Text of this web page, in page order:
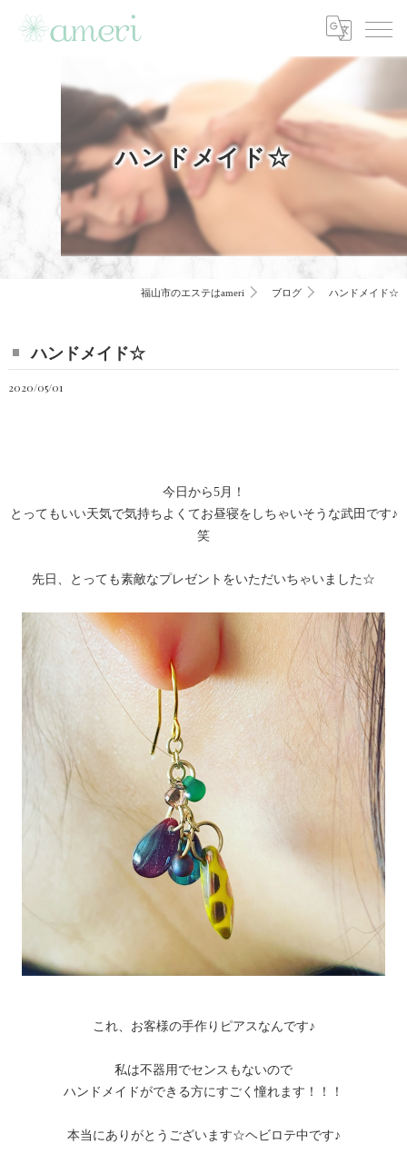
ハンドメイド☆
福山市のエステはameri ブログ ハンドメイド☆
ハンドメイド☆
2020/05/01
今日から5月！
とってもいい天気で気持ちよくてお昼寝をしちゃいそうな武田です♪
笑
先日、とっても素敵なプレゼントをいただいちゃいました☆
これ、お客様の手作りピアスなんです♪
私は不器用でセンスもないので
ハンドメイドができる方にすごく憧れます！！！
本当にありがとうございます☆ヘビロテ中です♪